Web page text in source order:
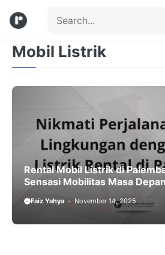
Menu
Mobil Listrik
Rental Mobil Listrik di
Sensasi Mobilitas Masa Depan
Faiz Yahya November 14, 2025